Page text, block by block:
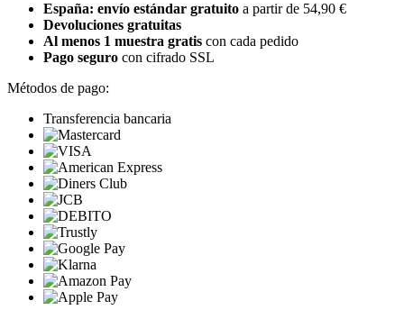
España: envío estándar gratuito a partir de 54,90 €
Devoluciones gratuitas
Al menos 1 muestra gratis con cada pedido
Pago seguro con cifrado SSL
Métodos de pago:
Transferencia bancaria